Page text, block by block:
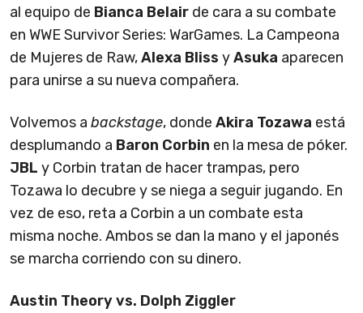
al equipo de Bianca Belair de cara a su combate
en WWE Survivor Series: WarGames. La Campeona
de Mujeres de Raw,Alexa Bliss yAsuka aparecen
para unirse a su nueva compañera.
Volvemos a backstage, donde Akira Tozawa está
desplumando a Baron Corbin en la mesa de póker.
JBL y Corbin tratan de hacer trampas, pero
Tozawa lo decubre y se niega a seguir jugando. En
vez de eso, reta a Corbin a un combate esta
misma noche. Ambos se dan la mano y el japonés
se marcha corriendo con su dinero.
Austin Theory vs. Dolph Ziggler